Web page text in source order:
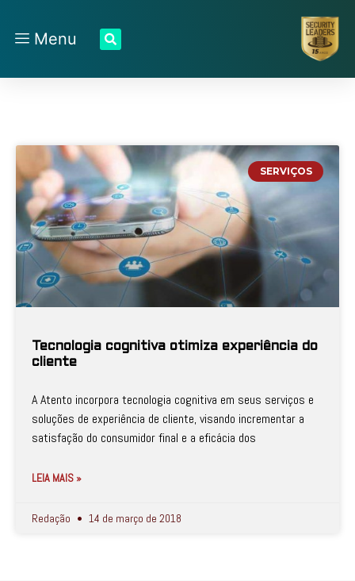
Menu
SERVIÇOS
Tecnologia cognitiva otimiza experiência do
cliente
A Atento incorpora tecnologia cognitiva em seus serviços e
soluções de experiência de cliente, visando incrementar a
satisfação do consumidor final e a eficácia dos
LEIA MAIS »
Redação 14 de março de 2018